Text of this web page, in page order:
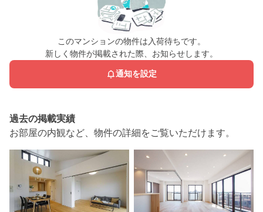
このマンションの物件は入荷待ちです。
新しく物件が掲載された際、お知らせします。
通知を設定
過去の掲載実績
お部屋の内観など、物件の詳細をご覧いただけます。